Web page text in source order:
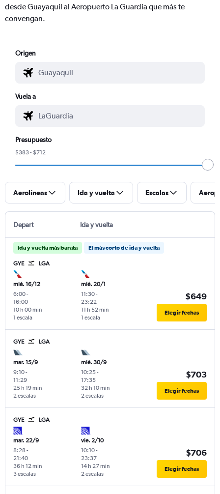
desde Guayaquil al Aeropuerto La Guardia que más te
convengan.
Origen
Vuela a
Presupuesto
$383 - $712
Aerolíneas Ida y vuelta Escalas
Depart Ida y vuelta
Ida y vuelta más barata El más corto de ida y vuelta
GYE LGA
mié. 16/12
6:00-
16:00
1 escala
10 h 00 min
mié. 20/1
11:30-
23:22
1 escala
11 h 52 min
$649
Elegir fechas
GYE LGA
mar. 15/9
9:10-
11:29
2 escalas
25 h 19 min
mié. 30/9
10:25-
17:35
2 escalas
32 h 10 min
$703
Elegir fechas
GYE LGA
mar. 22/9
8:28-
21:40
3 escalas
36 h 12 min
vie. 2/10
10:10-
23:37
2 escalas
14 h 27 min
$706
Elegir fechas